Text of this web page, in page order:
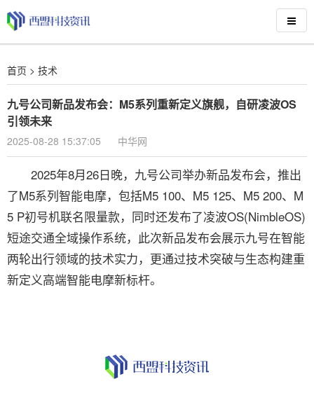
首页 > 技术
九号公司新品发布会：M5系列重新定义旗舰，自研凌波OS
引领未来
2025-08-28 15:37:05 中华网
2025年8月26日晚，九号公司举办新品发布会，推出
了M5系列智能电摩，包括M5 100、M5 125、M5 200、M
5 P初号机联名限量款，同时还发布了凌波OS(NimbleOS)
短途交通全域操作系统，此次新品发布会展示九号在智能
两轮出行领域的技术实力，更通过技术突破与生态构建重
新定义高端智能电摩新标杆。